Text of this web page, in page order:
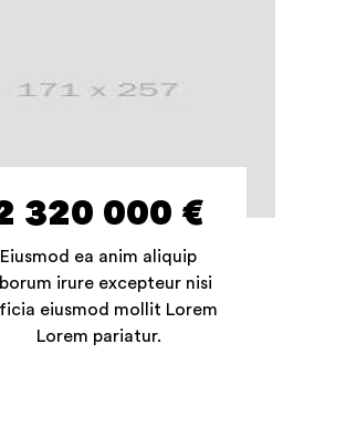
Eiusmod ea anim aliquip
irure excepteur nisi
eiusmod mollit Lorem
Lorem pariatur.
320 000 €